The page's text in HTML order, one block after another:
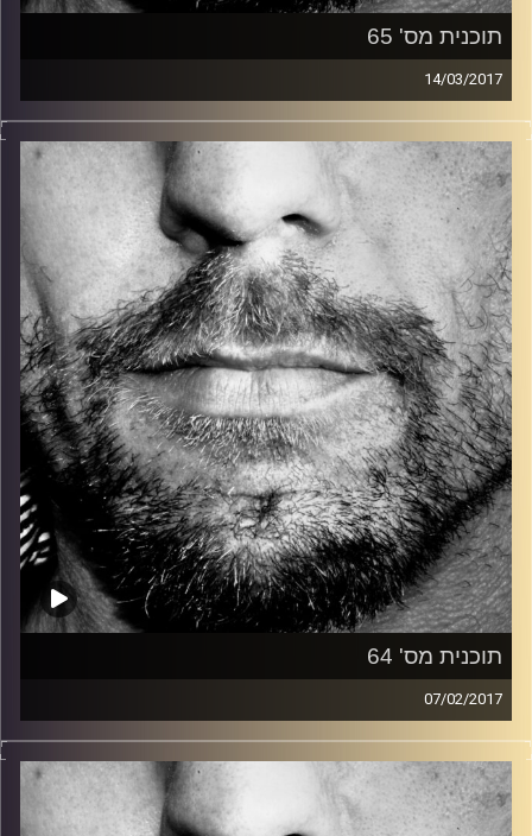
תוכנית מס' 65
14/03/2017
זיפים, מוזיקה מחוספסת של הופעות חיות. הרבה ג'אם, רוק,
בלוז, bluegrass, ג'אז, Fאנק, פרוגרסיב ואפילו אלקטרוניקה.
כל מה שחי, אמיתי ונושם.
עם שמוליק רגב.
קרדיט תמונות: David Goehring
תוכנית מס' 64
07/02/2017
זיפים, מוזיקה מחוספסת של הופעות חיות. הרבה ג'אם, רוק,
בלוז, bluegrass, ג'אז, Fאנק, פרוגרסיב ואפילו אלקטרוניקה.
כל מה שחי, אמיתי ונושם.
עם שמוליק רגב.